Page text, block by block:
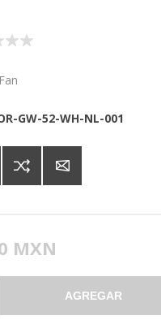
GW-52-WH-NL-001
MXN
AGREGAR